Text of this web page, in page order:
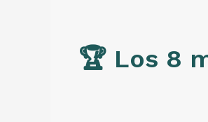
🏆 Los 8